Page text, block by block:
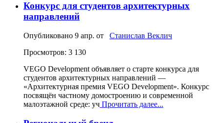
Конкурс для студентов архитектурных
направлений
Опубликовано 9 апр. от Станислав Веклич
Просмотров: 3 130
VEGO Development объявляет о старте конкурса для
студентов архитектурных направлений —
«Архитектурная премия VEGO Development». Конкурс
посвящён частному домостроению и современной
малоэтажной среде: уч Прочитать далее...